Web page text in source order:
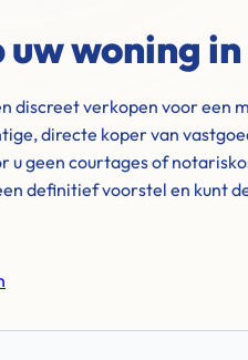
woning
discreet verkopen voor een
directe koper van
u geen courtages of
definitief voorstel en kunt